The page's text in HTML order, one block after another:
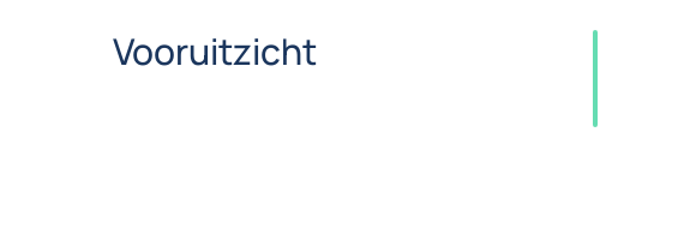
Vooruitzicht